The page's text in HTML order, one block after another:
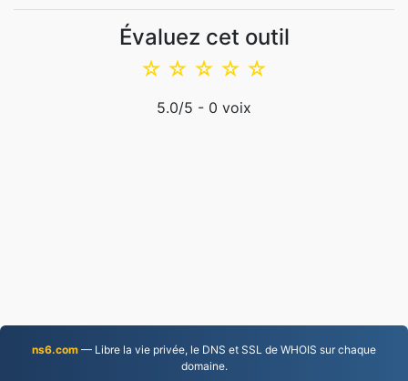
Évaluez cet outil
☆
☆
☆
☆
☆
5.0/5 - 0 voix
ns6.com — Libre la vie privée, le DNS et SSL de WHOIS sur chaque
domaine.